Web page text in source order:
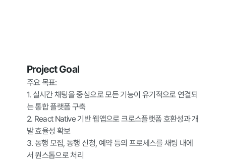
Project Goal
주요 목표:
1. 실시간 채팅을 중심으로 모든 기능이 유기적으로 연결되
는 통합 플랫폼 구축
2. React Native 기반 웹앱으로 크로스플랫폼 호환성과 개
발 효율성 확보
3. 동행 모집, 동행 신청, 예약 등의 프로세스를 채팅 내에
서 원스톱으로 처리